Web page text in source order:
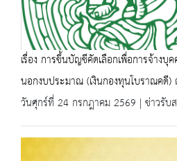
เรื่อง การขึ้นบัญชีคัดเลือกเพื่อการจ้างบุ
นอกงบประมาณ (เงินกองทุนโบราณคดี)
วันศุกร์ที่ 24 กรกฎาคม 2569 | ข่าวรับ